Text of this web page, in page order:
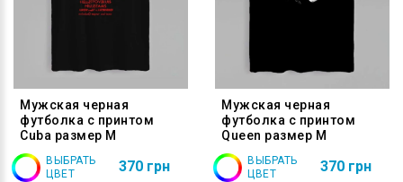
Мужская черная
футболка с принтом
Cuba размер M
ВЫБРАТЬ
ЦВЕТ
370 грн
Мужская черная
футболка с принтом
Queen размер M
ВЫБРАТЬ
ЦВЕТ
370 грн